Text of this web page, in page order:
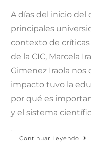
A días del inicio del
principales
contexto de críticas
de la CIC, Marcela
Gimenez Iraola nos
impacto tuvo la
por qué es
y el sistema
Continuar Leyendo